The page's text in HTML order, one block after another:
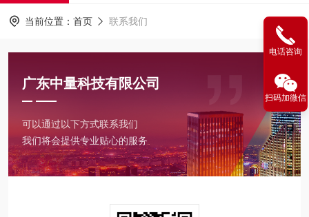
当前位置： 首页 联系我们
广东中量科技有限公司
可以通过以下方式联系我们
我们将会提供专业贴心的服务
电话咨询
扫码加微信